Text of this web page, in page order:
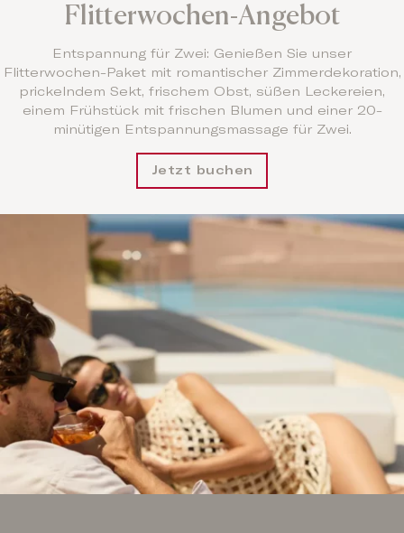
Flitterwochen-Angebot
Entspannung für Zwei: Genießen Sie unser
Flitterwochen-Paket mit romantischer Zimmerdekoration,
prickelndem Sekt, frischem Obst, süßen Leckereien,
einem Frühstück mit frischen Blumen und einer 20-
minütigen Entspannungsmassage für Zwei.
Jetzt buchen